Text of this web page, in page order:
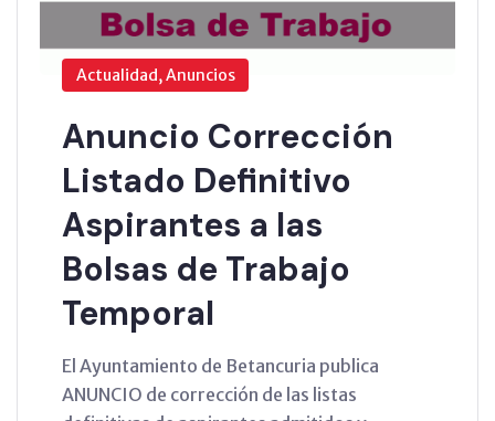
Actualidad, Anuncios
Anuncio Corrección
Listado Definitivo
Aspirantes a las
Bolsas de Trabajo
Temporal
El Ayuntamiento de Betancuria publica
ANUNCIO de corrección de las listas